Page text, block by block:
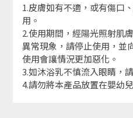
1.皮膚如有不適，或有傷口
用。
2.使用期間，經陽光照射肌
異常現象，請停止使用，並
使用會讓情況更加惡化。
3.如沐浴乳不慎流入眼睛，
4.請勿將本產品放置在嬰幼